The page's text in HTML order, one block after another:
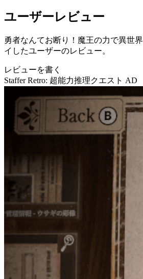
ユーザーレビュー
勇者なんてお断り！魔王の力で異世
イしたユーザーのレビュー。
レビューを書く
Staffer Retro: 超能力推理クエスト AD